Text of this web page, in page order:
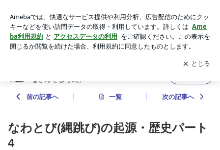
ツ | 生山ヒジキ オフィシャルブログ「それでは みなさん さよ
う縄」Powered by Ameba
アプリをダウンロードして ブログの更新通知
を受け取りまし
ょう。
開く
なさん さよう縄」
前の記事へ 一覧 次の記事へ
なわとび(縄跳び)の起源・歴史パート
4